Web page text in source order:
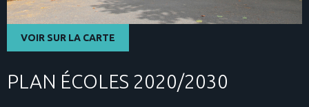
VOIR SUR LA CARTE
PLAN ÉCOLES 2020/2030